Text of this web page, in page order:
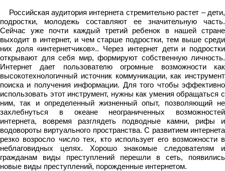
Российская аудитория интернета стремительно растет – дети,
подростки, молодежь составляют ее значительную часть.
Сейчас уже почти каждый третий ребенок в нашей стране
выходит в интернет, и чем старше подростки, тем выше среди
них доля «интернетчиков».. Через интернет дети и подростки
открывают для себя мир, формируют собственную личность.
Интернет дает пользователю огромные возможности как
высокотехнологичный источник коммуникации, как инструмент
поиска и получения информации. Для того чтобы эффективно
использовать этот инструмент, нужны как умения обращаться с
ним, так и определенный жизненный опыт, позволяющий не
захлебнуться в океане неограниченных возможностей
интернета, вовремя разглядеть подводные камни, рифы и
водовороты виртуального пространства. С развитием интернета
резко возросло число тех, кто использует его возможности в
неблаговидных целях. Хорошо знакомые следователям и
гражданам виды преступлений перешли в сеть, появились
новые виды преступлений, порожденные интернетом.